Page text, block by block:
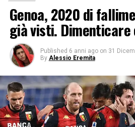
Genoa, 2020 di
già visti.
Published 6 anni ago on 31
By Alessio Eremita